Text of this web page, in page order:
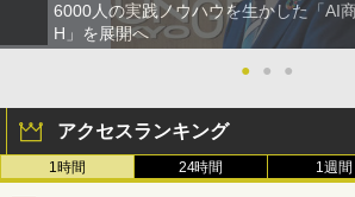
6000人の実践ノウハウを生かした「AI
H」を展開へ
●
● ●
アクセスランキング
1時間 24時間 1週間